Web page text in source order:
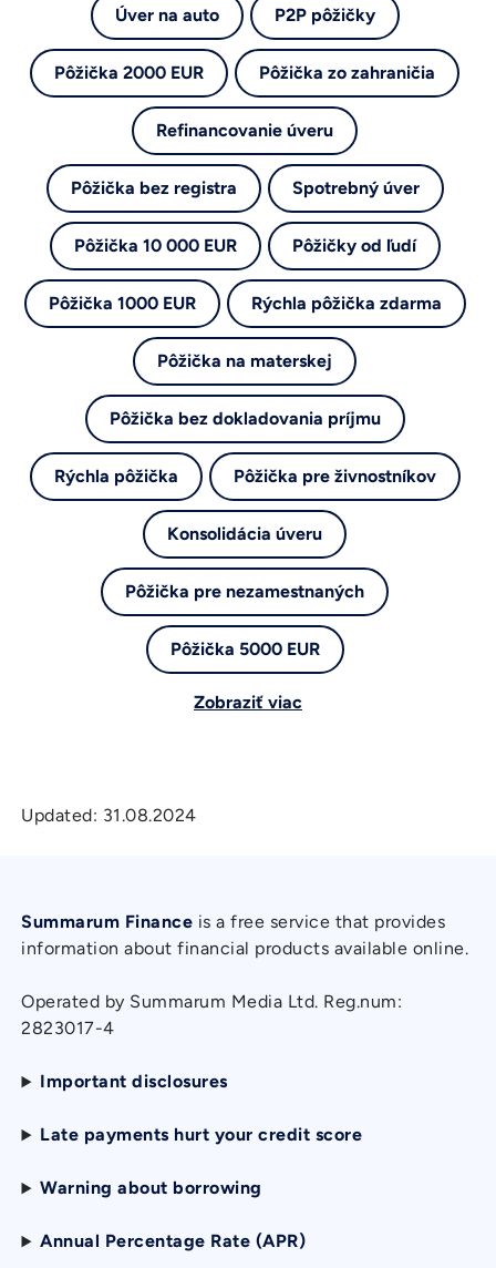
Úver na auto P2P pôžičky
Pôžička 2000 EUR Pôžička zo zahraničia
Refinancovanie úveru
Pôžička bez registra Spotrebný úver
Pôžička 10 000 EUR Pôžičky od ľudí
Pôžička 1000 EUR Rýchla pôžička zdarma
Pôžička na materskej
Pôžička bez dokladovania príjmu
Rýchla pôžička Pôžička pre živnostníkov
Konsolidácia úveru
Pôžička pre nezamestnaných
Pôžička 5000 EUR
Zobraziť viac
Updated: 31.08.2024
Summarum Finance is a free service that provides
information about financial products available online.
Operated by Summarum Media Ltd. Reg.num:
2823017-4
Important disclosures
Late payments hurt your credit score
Warning about borrowing
Annual Percentage Rate (APR)